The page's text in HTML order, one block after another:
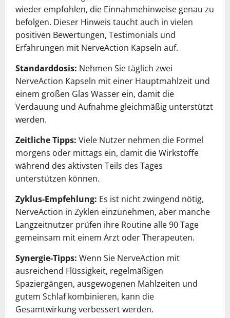
wieder empfohlen, die Einnahmehinweise genau zu
befolgen. Dieser Hinweis taucht auch in vielen
positiven Bewertungen, Testimonials und
Erfahrungen mit NerveAction Kapseln auf.
Standarddosis: Nehmen Sie täglich zwei
NerveAction Kapseln mit einer Hauptmahlzeit und
einem großen Glas Wasser ein, damit die
Verdauung und Aufnahme gleichmäßig unterstützt
werden.
Zeitliche Tipps: Viele Nutzer nehmen die Formel
morgens oder mittags ein, damit die Wirkstoffe
während des aktivsten Teils des Tages
unterstützen können.
Zyklus-Empfehlung: Es ist nicht zwingend nötig,
NerveAction in Zyklen einzunehmen, aber manche
Langzeitnutzer prüfen ihre Routine alle 90 Tage
gemeinsam mit einem Arzt oder Therapeuten.
Synergie-Tipps: Wenn Sie NerveAction mit
ausreichend Flüssigkeit, regelmäßigen
Spaziergängen, ausgewogenen Mahlzeiten und
gutem Schlaf kombinieren, kann die
Gesamtwirkung verbessert werden.